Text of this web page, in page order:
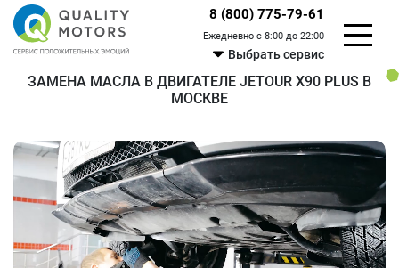
8 (800) 775-79-61
Ежедневно с 8:00 до 22:00
Выбрать сервис
ЗАМЕНА МАСЛА В ДВИГАТЕЛЕ JETOUR X90 PLUS В
МОСКВЕ